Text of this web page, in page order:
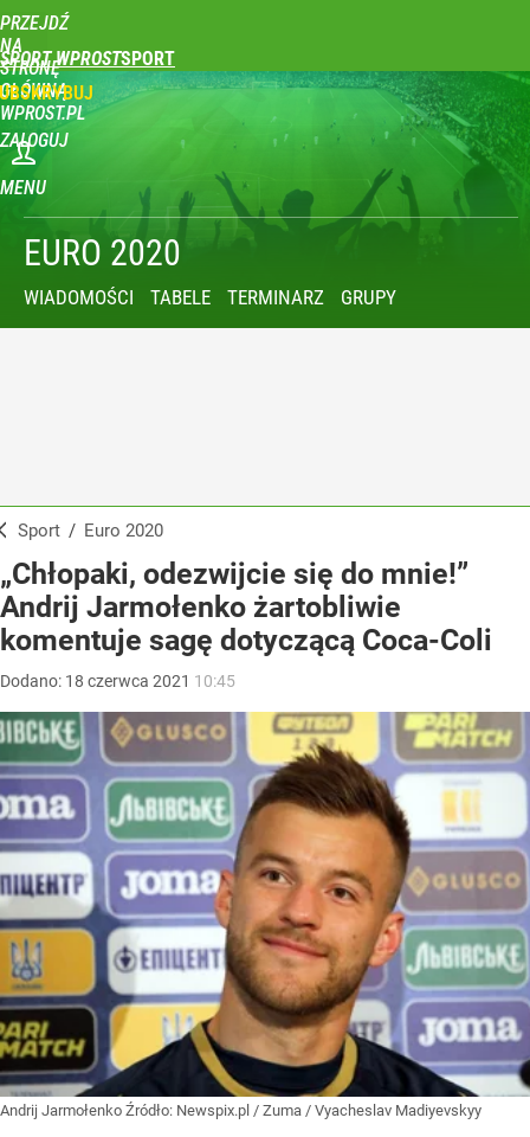
PRZEJDŹ
NA
STRONĘ
GŁÓWNĄ
WPROST.PL
SPORT WPROST
ZALOGUJ
MENU
EURO 2020
WIADOMOŚCI TABELE TERMINARZ GRUPY
Sport / Euro 2020
„Chłopaki, odezwijcie się do mnie!”
Andrij Jarmołenko żartobliwie
komentuje sagę dotyczącą Coca-Coli
Dodano: 18 czerwca 2021 10:45
Andrij Jarmołenko Źródło: Newspix.pl / Zuma / Vyacheslav Madiyevskyy